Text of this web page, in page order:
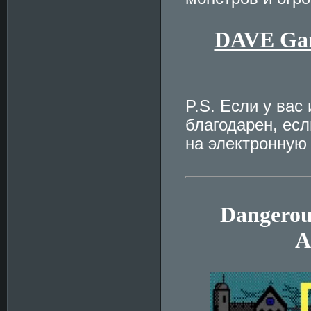
DAVE
P.S. Если у вас
благодарен,
на